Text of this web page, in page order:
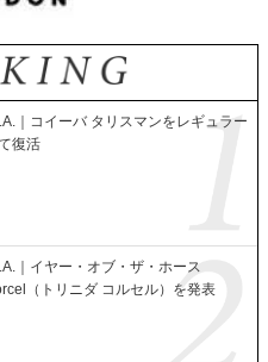
｜コイーバ タリスマンをレギュラー
復活
｜イヤー・オブ・ザ・ホース
（トリニダ コルセル）を発表